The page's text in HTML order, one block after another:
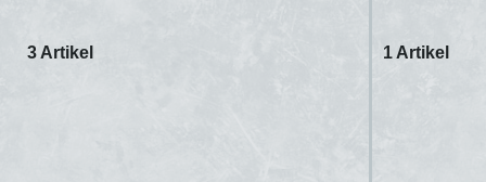
3 Artikel 1 Artikel